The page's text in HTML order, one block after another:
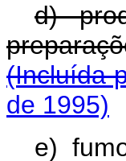
d)
(Incluída
de 1995)
e)